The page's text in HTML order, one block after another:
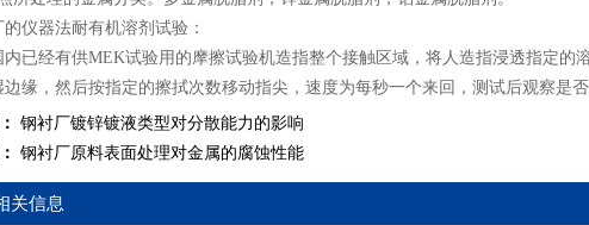
仪器法耐有机溶剂试验：
内已经有供MEK试验用的摩擦试验机造指整个接触区域，将人造指浸透指定
边缘，然后按指定的擦拭次数移动指尖，速度为每秒一个来回，测试后观察是否
钢衬厂镀锌镀液类型对分散能力的影响
钢衬厂原料表面处理对金属的腐蚀性能
关信息